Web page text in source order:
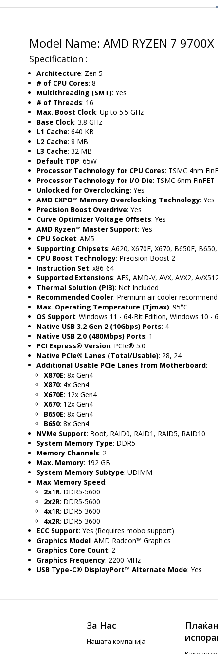
Model Name: AMD RYZEN 7 9700X
Specification :
Architecture: Zen 5
# of CPU Cores: 8
Multithreading (SMT): Yes
# of Threads: 16
Max. Boost Clock: Up to 5.5 GHz
Base Clock: 3.8 GHz
L1 Cache: 640 KB
L2 Cache: 8 MB
L3 Cache: 32 MB
Default TDP: 65W
Processor Technology for CPU Cores: TSMC 4nm
Processor Technology for I/O Die: TSMC 6nm FinFET
Unlocked for Overclocking: Yes
AMD EXPO™ Memory Overclocking Technology: Yes
Precision Boost Overdrive: Yes
Curve Optimizer Voltage Offsets: Yes
AMD Ryzen™ Master Support: Yes
CPU Socket: AM5
Supporting Chipsets: A620, X670E, X670, B650E,
CPU Boost Technology: Precision Boost 2
Instruction Set: x86-64
Supported Extensions: AES, AMD-V, AVX, AVX2,
Thermal Solution (PIB): Not Included
Recommended Cooler: Premium air cooler
Max. Operating Temperature (Tjmax): 95°C
OS Support: Windows 11 - 64-Bit Edition, Windows 10 -
Native USB 3.2 Gen 2 (10Gbps) Ports: 4
Native USB 2.0 (480Mbps) Ports: 1
PCI Express® Version: PCIe® 5.0
Native PCIe® Lanes (Total/Usable): 28, 24
Additional Usable PCIe Lanes from Motherboard:
X870E: 8x Gen4
X870: 4x Gen4
X670E: 12x Gen4
X670: 12x Gen4
B650E: 8x Gen4
B650: 8x Gen4
NVMe Support: Boot, RAID0, RAID1, RAID5, RAID10
System Memory Type: DDR5
Memory Channels: 2
Max. Memory: 192 GB
System Memory Subtype: UDIMM
Max Memory Speed:
2x1R: DDR5-5600
2x2R: DDR5-5600
4x1R: DDR5-3600
4x2R: DDR5-3600
ECC Support: Yes (Requires mobo support)
Graphics Model: AMD Radeon™ Graphics
Graphics Core Count: 2
Graphics Frequency: 2200 MHz
USB Type-C® DisplayPort™ Alternate Mode: Yes
За Нас
Нашата компанија